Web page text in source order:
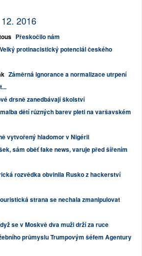
2016
Přeskočilo nám
Velký protinacistický potenciál českého
Záměrná ignorance a normalizace utrpení
drsně zanedbávají školství
dětí různých barev pleti na varšavském
vytvořený hladomor v Nigérii
sám oběť fake news, varuje před šířením
rozvědka obvinila Rusko z hackerství
strana se nechala zmanipulovat
se v Moskvě dva muži drží za ruce
průmyslu Trumpovým šéfem Agentury